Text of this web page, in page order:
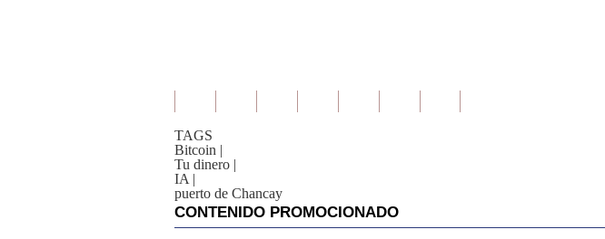
TAGS
Bitcoin |
Tu dinero |
IA |
puerto de Chancay